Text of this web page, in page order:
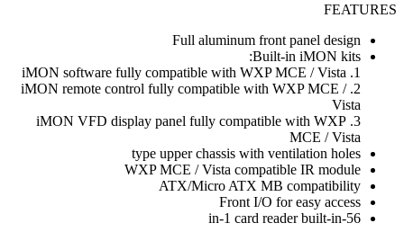
FEATURES
Full aluminum front panel design
Built-in iMON kits:
1. iMON software fully compatible with WXP MCE / Vista
2. iMON remote control fully compatible with WXP MCE /
Vista
3. iMON VFD display panel fully compatible with WXP
MCE / Vista
type upper chassis with ventilation holes
WXP MCE / Vista compatible IR module
ATX/Micro ATX MB compatibility
Front I/O for easy access
56-in-1 card reader built-in